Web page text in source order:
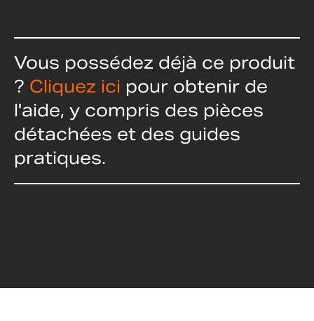
Vous possédez déjà ce produit
? Cliquez ici pour obtenir de
l'aide, y compris des pièces
détachées et des guides
pratiques.